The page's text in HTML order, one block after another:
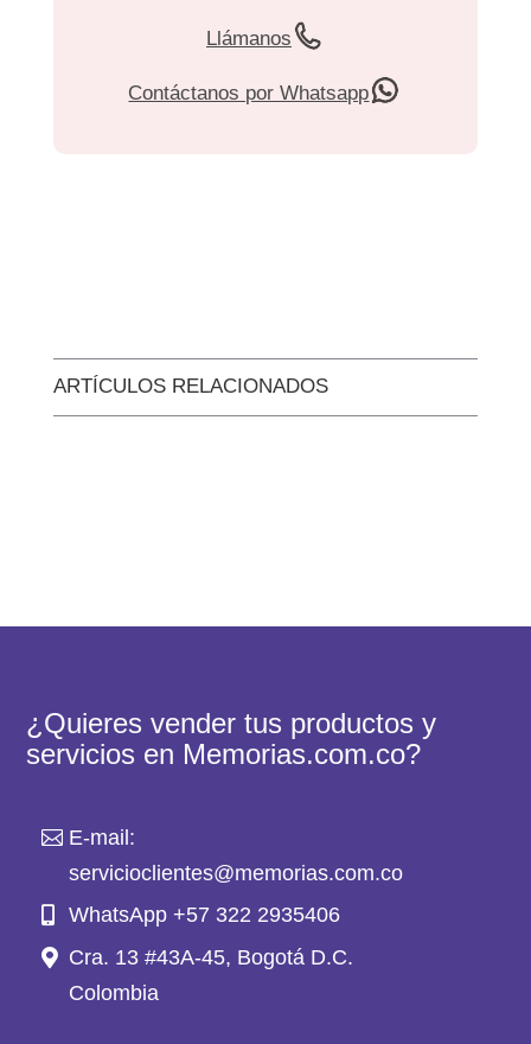
Llámanos
Contáctanos por Whatsapp
ARTÍCULOS RELACIONADOS
¿Quieres vender tus productos y
servicios en Memorias.com.co?
E-mail:
servicioclientes@memorias.com.co
WhatsApp +57 322 2935406
Cra. 13 #43A-45, Bogotá D.C.
Colombia